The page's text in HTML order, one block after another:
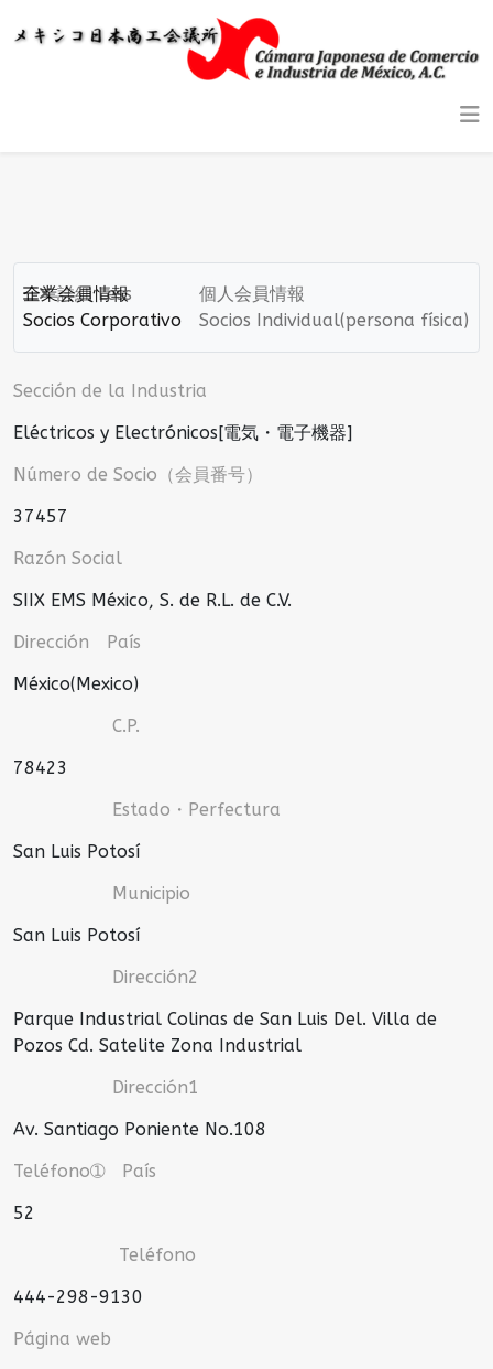
企業会員情報
Socios Corporativo
個人会員情報
Socios Individual(persona física)
詳細 Less
Sección de la Industria
Eléctricos y Electrónicos[電気・電子機器]
Número de Socio（会員番号）
37457
Razón Social
SIIX EMS México, S. de R.L. de C.V.
Dirección País
México(Mexico)
C.P.
78423
Estado・Perfectura
San Luis Potosí
Municipio
San Luis Potosí
Dirección2
Parque Industrial Colinas de San Luis Del. Villa de
Pozos Cd. Satelite Zona Industrial
Dirección1
Av. Santiago Poniente No.108
Teléfono➀ País
52
Teléfono
444-298-9130
Página web